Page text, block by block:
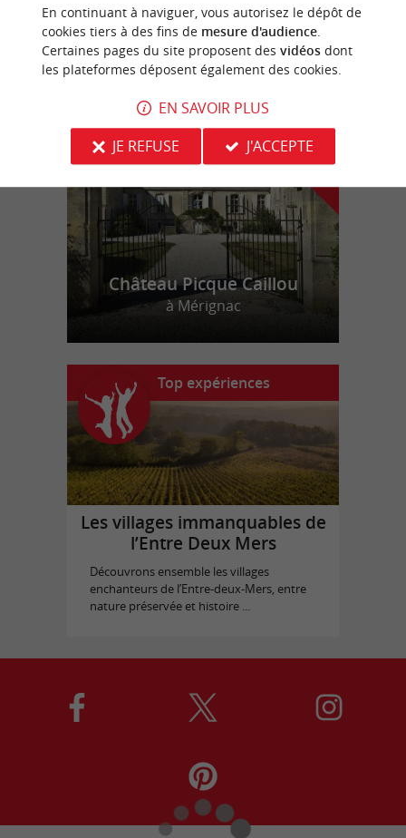
n
o
t
r
e
c
o
u
p
d
e
c
o
e
u
r
Château Picque Caillou
à Mérignac
Top expériences
Les villages immanquables de
l’Entre Deux Mers
Découvrons ensemble les villages
enchanteurs de l’Entre-deux-Mers, entre
nature préservée et histoire ...
En continuant à naviguer, vous autorisez le dépôt de
cookies tiers à des fins de mesure d'audience.
Certaines pages du site proposent des vidéosdont
les plateformes déposent également des cookies.
EN SAVOIR PLUS
JE REFUSE
J'ACCEPTE